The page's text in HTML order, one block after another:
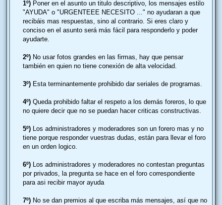
j
e
1º) Poner en el asunto un titulo descriptivo, los mensajes estilo
"AYUDA" o "URGENTEEE NECESITO ..." no ayudaran a que
recibáis mas respuestas, sino al contrario. Si eres claro y
conciso en el asunto será más fácil para responderlo y poder
ayudarte.
2º) No usar fotos grandes en las firmas, hay que pensar
también en quien no tiene conexión de alta velocidad.
3º) Esta terminantemente prohibido dar seriales de programas.
4º) Queda prohibido faltar el respeto a los demás foreros, lo que
no quiere decir que no se puedan hacer criticas constructivas.
5º) Los administradores y moderadores son un forero mas y no
tiene porque responder vuestras dudas, están para llevar el foro
en un orden logico.
6º) Los administradores y moderadores no contestan preguntas
por privados, la pregunta se hace en el foro correspondiente
para asi recibir mayor ayuda
7º) No se dan premios al que escriba más mensajes, así que no